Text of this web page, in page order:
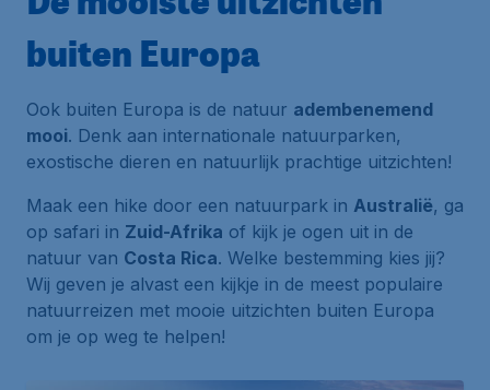
buiten Europa
Ook buiten Europa is de natuur adembenemend
mooi. Denk aan internationale natuurparken,
exostische dieren en natuurlijk prachtige uitzichten!
Maak een hike door een natuurpark in Australië, ga
op safari in Zuid-Afrika of kijk je ogen uit in de
natuur van Costa Rica. Welke bestemming kies jij?
Wij geven je alvast een kijkje in de meest populaire
natuurreizen met mooie uitzichten buiten Europa
om je op weg te helpen!